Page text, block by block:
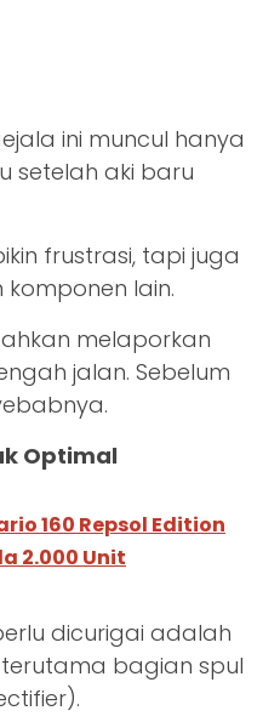
ini muncul hanya
setelah aki baru
frustrasi, tapi juga
lain.
melaporkan
jalan. Sebelum
Optimal
160 Repsol Edition
2.000 Unit
dicurigai adalah
bagian spul